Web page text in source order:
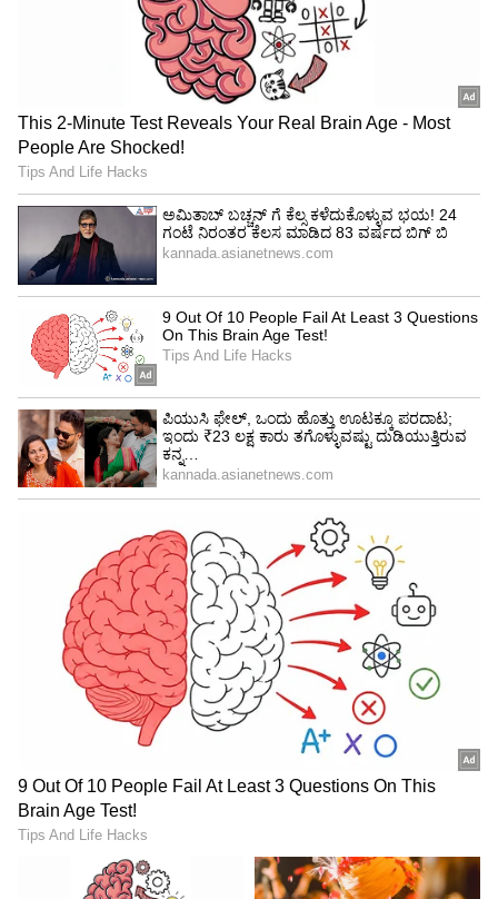
ವಿರುದ್ಧವೇ ದೂರು ನೀಡುವ ಮೂಲಕ ಪ್ರಾಣೇಶ ಭರತನೂರ
ಅವರು ಮಾದರಿಯಾಗಿದ್ದಾರೆ.
4
5
Image Credit :Asianet News
ಲೋಕಾಯುಕ್ತ ಪೊಲೀಸರ ಕಾರ್ಯಾಚರಣೆ:
ಅಭಿಯೋಜಕರ ದೂರಿನ ಅನ್ವಯ ತಕ್ಷಣ ಕಾರ್ಯಪ್ರವೃತ್ತರಾದ
ಲೋಕಾಯುಕ್ತ ಪೊಲೀಸರು, ಲಂಚದ ಹಣದೊಂದಿಗೆ ಬಂದಿದ್ದ
ಸಂಜೀವ್ ಪಾಟೀಲ್ ಮತ್ತು ಸುರೇಶ್ ಪಾಟೀಲ್ ಅವರನ್ನು
ರೆಡ್ ಹ್ಯಾಂಡ್ ಆಗಿ ಹಿಡಿದಿದ್ದಾರೆ. ಸದ್ಯ ತಂದೆ ಮತ್ತು ಮಗ